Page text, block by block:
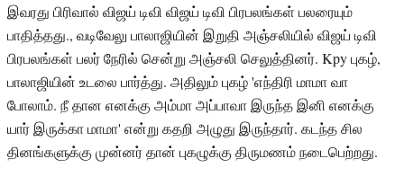
இவரது பிரிவால் விஜய் டிவி விஜய் டிவி பிரபலங்கள் பலரையும்
பாதித்தது., வடிவேலு பாலாஜியின் இறுதி அஞ்சலியில் விஜய் டிவி
பிரபலங்கள் பலர் நேரில் சென்று அஞ்சலி செலுத்தினர். Kpy புகழ்,
பாலாஜியின் உடலை பார்த்து. அதிலும் புகழ் 'எந்திரி மாமா வா
போலாம். நீ தான எனக்கு அம்மா அப்பாவா இருந்த இனி எனக்கு
யார் இருக்கா மாமா' என்று கதறி அழுது இருந்தார். கடந்த சில
தினங்களுக்கு முன்னர் தான் புகழுக்கு திருமணம் நடைபெற்றது.